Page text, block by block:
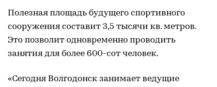
Полезная площадь будущего спортивного
сооружения составит 3,5 тысячи кв. метров.
Это позволит одновременно проводить
занятия для более 600-сот человек.
«Сегодня Волгодонск занимает ведущие